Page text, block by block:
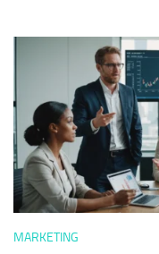
MARKETING